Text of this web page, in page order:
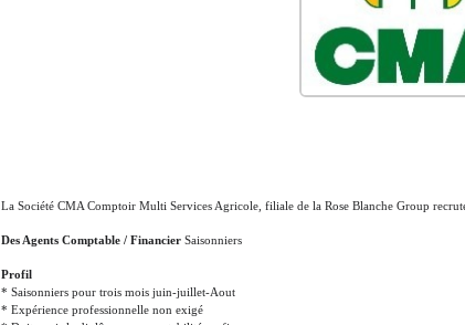
La Société CMA Comptoir Multi Services Agricole, filiale de la Rose Blanche Group
Des Agents Comptable / Financier Saisonniers
Profil
* Saisonniers pour trois mois juin-juillet-Aout
* Expérience professionnelle non exigé